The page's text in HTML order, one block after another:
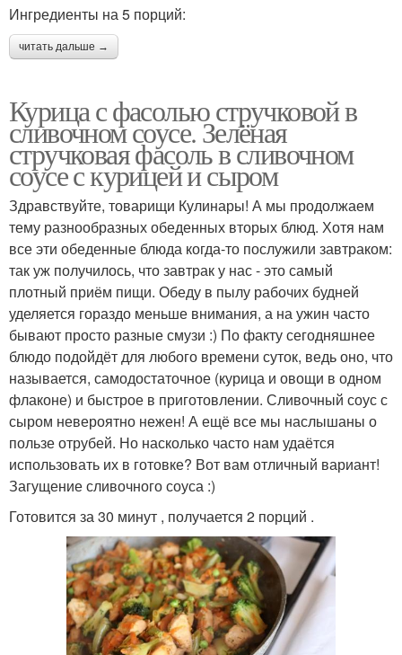
Ингредиенты на 5 порций:
читать дальше →
Курица с фасолью стручковой в
сливочном соусе. Зелёная
стручковая фасоль в сливочном
соусе с курицей и сыром
Здравствуйте, товарищи Кулинары! А мы продолжаем
тему разнообразных обеденных вторых блюд. Хотя нам
все эти обеденные блюда когда-то послужили завтраком:
так уж получилось, что завтрак у нас - это самый
плотный приём пищи. Обеду в пылу рабочих будней
уделяется гораздо меньше внимания, а на ужин часто
бывают просто разные смузи :) По факту сегодняшнее
блюдо подойдёт для любого времени суток, ведь оно, что
называется, самодостаточное (курица и овощи в одном
флаконе) и быстрое в приготовлении. Сливочный соус с
сыром невероятно нежен! А ещё все мы наслышаны о
пользе отрубей. Но насколько часто нам удаётся
использовать их в готовке? Вот вам отличный вариант!
Загущение сливочного соуса :)
Готовится за 30 минут , получается 2 порций .